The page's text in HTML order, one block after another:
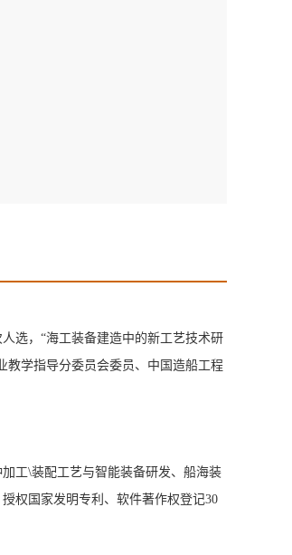
选，“海工装备建造中的新工艺技术研
教学指导分委员会委员、中国造船工程
工\装配工艺与智能装备研发、船海装
权国家发明专利、软件著作权登记30